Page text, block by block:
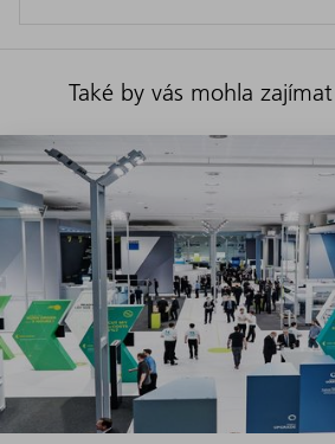
Také by vás mohla